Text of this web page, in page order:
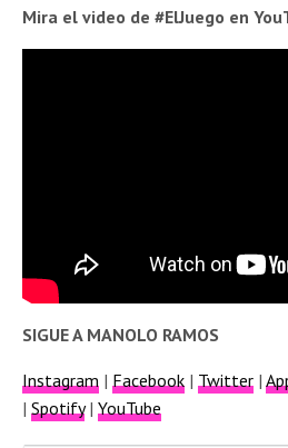
Mira el video de #ElJuego en
SIGUE A MANOLO RAMOS
Instagram |Facebook |Twitter |
|Spotify|YouTube